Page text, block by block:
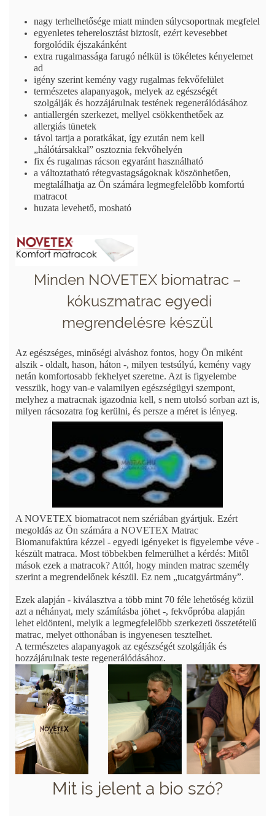
nagy terhelhetősége miatt minden súlycsoportnak megfelel
egyenletes teherelosztást biztosít, ezért kevesebbet
forgolódik éjszakánként
extra rugalmassága farugó nélkül is tökéletes kényelemet
ad
igény szerint kemény vagy rugalmas fekvőfelület
természetes alapanyagok, melyek az egészségét
szolgálják és hozzájárulnak testének regenerálódásához
antiallergén szerkezet, mellyel csökkenthetőek az
allergiás tünetek
távol tartja a poratkákat, így ezután nem kell
„hálótársakkal” osztoznia fekvőhelyén
fix és rugalmas rácson egyaránt használható
a változtatható rétegvastagságoknak köszönhetően,
megtalálhatja az Ön számára legmegfelelőbb komfortú
matracot
huzata levehető, mosható
Minden NOVETEX biomatrac –
kókuszmatrac egyedi
megrendelésre készül
Az egészséges, minőségi alváshoz fontos, hogy Ön miként
alszik - oldalt, hason, háton -, milyen testsúlyú, kemény vagy
netán komfortosabb fekhelyet szeretne. Azt is figyelembe
vesszük, hogy van-e valamilyen egészségügyi szempont,
melyhez a matracnak igazodnia kell, s nem utolsó sorban azt is,
milyen rácsozatra fog kerülni, és persze a méret is lényeg.
A NOVETEX biomatracot nem szériában gyártjuk. Ezért
megoldás az Ön számára a NOVETEX Matrac
Biomanufaktúra kézzel - egyedi igényeket is figyelembe véve -
készült matraca. Most többekben felmerülhet a kérdés: Mitől
mások ezek a matracok? Attól, hogy minden matrac személy
szerint a megrendelőnek készül. Ez nem „tucatgyártmány”.
Ezek alapján - kiválasztva a több mint 70 féle lehetőség közül
azt a néhányat, mely számításba jöhet -, fekvőpróba alapján
lehet eldönteni, melyik a legmegfelelőbb szerkezeti összetételű
matrac, melyet otthonában is ingyenesen tesztelhet.
A természetes alapanyagok az egészségét szolgálják és
hozzájárulnak teste regenerálódásához.
Mit is jelent a bio szó?